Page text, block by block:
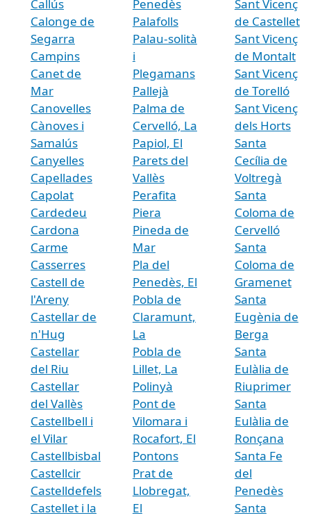
Callús
Calonge de
Segarra
Campins
Canet de
Mar
Canovelles
Cànoves i
Samalús
Canyelles
Capellades
Capolat
Cardedeu
Cardona
Carme
Casserres
Castell de
l'Areny
Castellar de
n'Hug
Castellar
del Riu
Castellar
del Vallès
Castellbell i
el Vilar
Castellbisbal
Castellcir
Castelldefels
Castellet i la
Penedès
Palafolls
Palau-solità
i
Plegamans
Pallejà
Palma de
Cervelló, La
Papiol, El
Parets del
Vallès
Perafita
Piera
Pineda de
Mar
Pla del
Penedès, El
Pobla de
Claramunt,
La
Pobla de
Lillet, La
Polinyà
Pont de
Vilomara i
Rocafort, El
Pontons
Prat de
Llobregat,
El
Sant Vicenç
de Castellet
Sant Vicenç
de Montalt
Sant Vicenç
de Torelló
Sant Vicenç
dels Horts
Santa
Cecília de
Voltregà
Santa
Coloma de
Cervelló
Santa
Coloma de
Gramenet
Santa
Eugènia de
Berga
Santa
Eulàlia de
Riuprimer
Santa
Eulàlia de
Ronçana
Santa Fe
del
Penedès
Santa